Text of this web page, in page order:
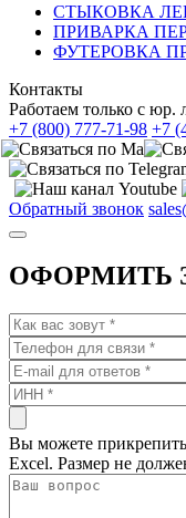
СТЫКОВКА
ПРИВАРКА
ФУТЕРОВКА
Контакты
Работаем только с юр.
+7 (800) 777-71-98 +7
Обратный звонок
ОФОРМИТЬ
Вы можете
Excel. Размер не